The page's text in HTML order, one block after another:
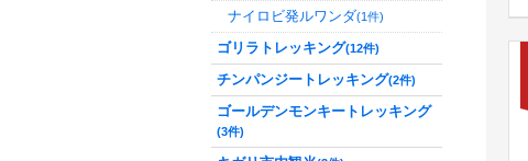
ナイロビ発ルワンダ(1件)
ゴリラトレッキング(12件)
チンパンジートレッキング(2件)
ゴールデンモンキートレッキング
(3件)